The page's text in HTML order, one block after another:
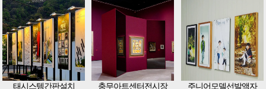
태시스템간판설치 충무아트센터전시장 주니어모델선발액자